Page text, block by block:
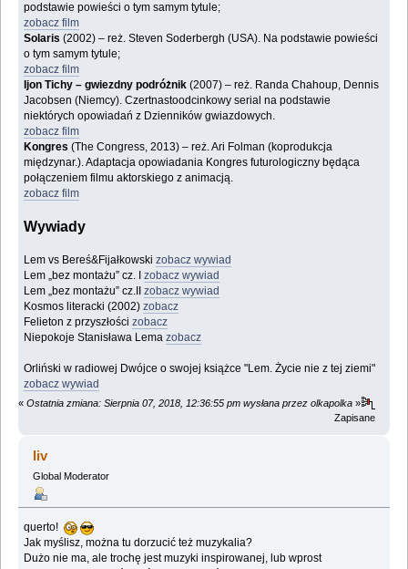
podstawie powieści o tym samym tytule;
zobacz film
Solaris (2002) – reż. Steven Soderbergh (USA). Na podstawie powieści
o tym samym tytule;
zobacz film
Ijon Tichy – gwiezdny podróżnik (2007) – reż. Randa Chahoup, Dennis
Jacobsen (Niemcy). Czertnastoodcinkowy serial na podstawie
niektórych opowiadań z Dzienników gwiazdowych.
zobacz film
Kongres (The Congress, 2013) – reż. Ari Folman (koprodukcja
międzynar.). Adaptacja opowiadania Kongres futurologiczny będąca
połączeniem filmu aktorskiego z animacją.
zobacz film
Wywiady
Lem vs Bereś&Fijałkowskizobacz wywiad
Lem „bez montażu” cz. Izobacz wywiad
Lem „bez montażu” cz.IIzobacz wywiad
Kosmos literacki (2002)zobacz
Felieton z przyszłościzobacz
Niepokoje Stanisława Lemazobacz
Orliński w radiowej Dwójce o swojej książce "Lem. Życie nie z tej ziemi"
zobacz wywiad
« Ostatnia zmiana: Sierpnia 07, 2018, 12:36:55 pm wysłana przez olkapolka »
Zapisane
liv
Global Moderator
querto!
Jak myślisz, można tu dorzucić też muzykalia?
Dużo nie ma, ale trochę jest muzyki inspirowanej, lub wprost